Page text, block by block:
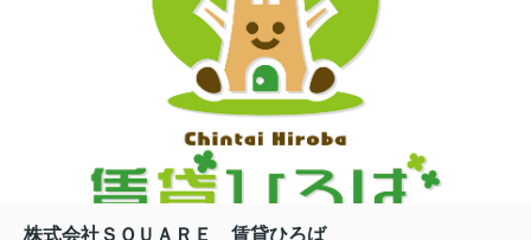
株式会社ＳＱＵＡＲＥ 賃貸ひろば